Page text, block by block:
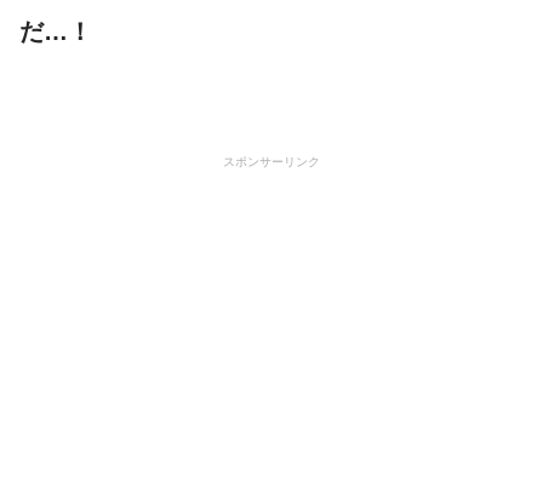
だ…！
スポンサーリンク